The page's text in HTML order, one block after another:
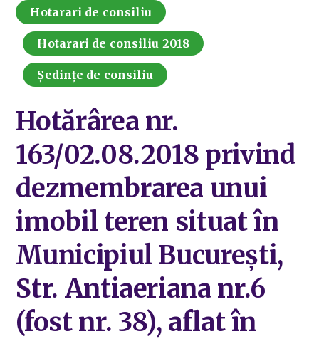
Hotarari de consiliu
Hotarari de consiliu 2018
Ședințe de consiliu
Hotărârea nr.
163/02.08.2018 privind
dezmembrarea unui
imobil teren situat în
Municipiul București,
Str. Antiaeriana nr.6
(fost nr. 38), aflat în